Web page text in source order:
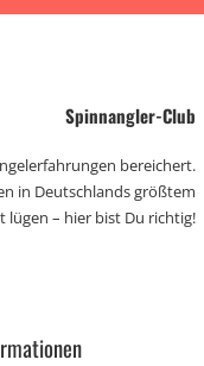
Spinnangler-Club
bereichert.
in Deutschlands größtem
lügen – hier bist Du richtig!